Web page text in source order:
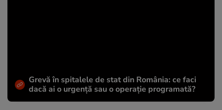
Grevă în spitalele de stat din România: ce faci
dacă ai o urgență sau o operație programată?